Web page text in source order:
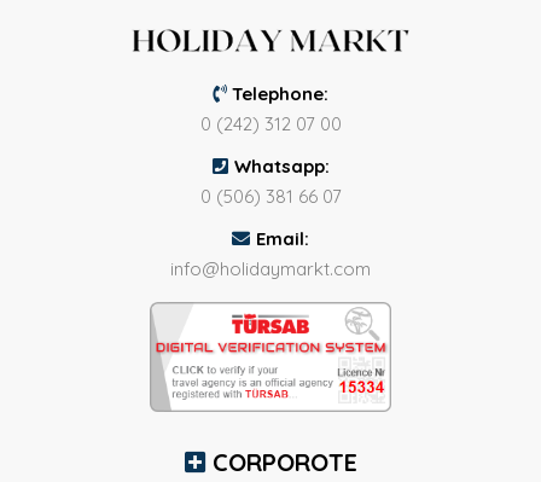
Telephone:
0 (242) 312 07 00
Whatsapp:
0 (506) 381 66 07
Email:
info@holidaymarkt.com
CORPOROTE